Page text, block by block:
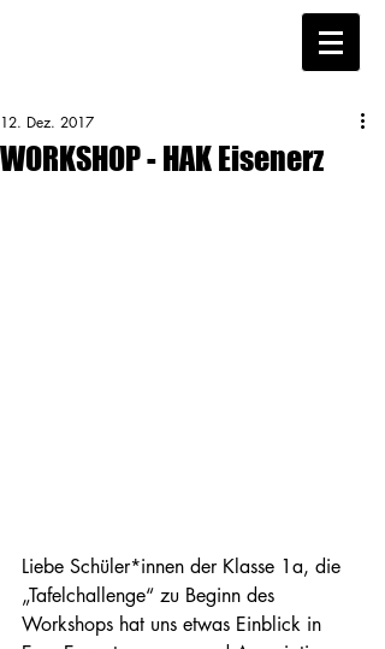
WORKSHOP - HAK Eisenerz
12. Dez. 2017
Liebe Schüler*innen der Klasse 1a, die
„Tafelchallenge“ zu Beginn des
Workshops hat uns etwas Einblick in